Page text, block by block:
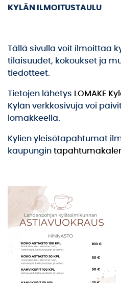
KYLÄN ILMOITUSTAULU
Tällä sivulla voit ilmoittaa
tilaisuudet, kokoukset ja
tiedotteet.
Tietojen lähetys
LOMAKE
Kylän verkkosivuja voi
lomakkeella.
Kylien yleisötapahtumat
kaupungin